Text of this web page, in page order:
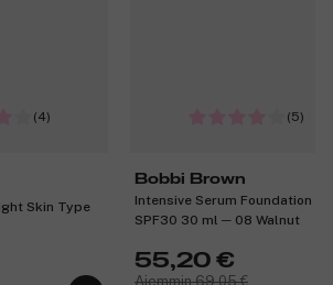
(4)
Skin Type
(5)
Bobbi Brown
Intensive Serum Foundation
SPF30 30 ml ─ 08 Walnut
55,20 €
Aiemmin 69,05 €